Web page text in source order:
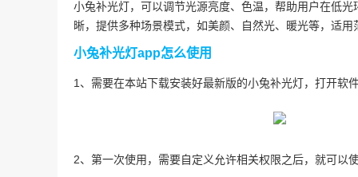
小兔补光灯，可以调节光源亮度、色温，帮助用户在低
晰，提供多种场景模式，如美颜、自然光、暖光等，适用
小兔补光灯app怎么使用
1、需要在本站下载安装好最新版的小兔补光灯，打开软件
2、第一次使用，需要自定义允许相关权限之后，就可以使